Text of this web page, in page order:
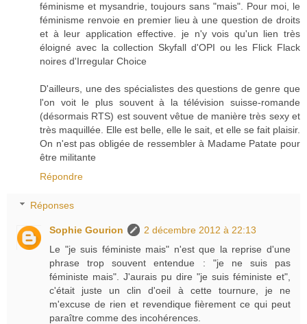
féminisme et mysandrie, toujours sans "mais". Pour moi, le
féminisme renvoie en premier lieu à une question de droits
et à leur application effective. je n'y vois qu'un lien très
éloigné avec la collection Skyfall d'OPI ou les Flick Flack
noires d'Irregular Choice
D'ailleurs, une des spécialistes des questions de genre que
l'on voit le plus souvent à la télévision suisse-romande
(désormais RTS) est souvent vêtue de manière très sexy et
très maquillée. Elle est belle, elle le sait, et elle se fait plaisir.
On n'est pas obligée de ressembler à Madame Patate pour
être militante
Répondre
Réponses
Sophie Gourion
2 décembre 2012 à 22:13
Le "je suis féministe mais" n'est que la reprise d'une
phrase trop souvent entendue : "je ne suis pas
féministe mais". J'aurais pu dire "je suis féministe et",
c'était juste un clin d'oeil à cette tournure, je ne
m'excuse de rien et revendique fièrement ce qui peut
paraître comme des incohérences.